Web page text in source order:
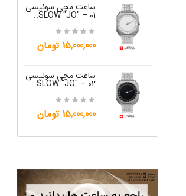
ساعت مچی سوئیسی
SLOW "JO" – 01..
15,000,000 تومان
ساعت مچی سوئیسی
SLOW "JO" – 02..
15,000,000 تومان